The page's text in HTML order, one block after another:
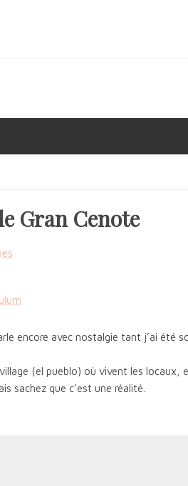
Gran Cenote
encore avec nostalgie tant j’ai été
(el pueblo) où vivent les
sachez que c’est une réalité.